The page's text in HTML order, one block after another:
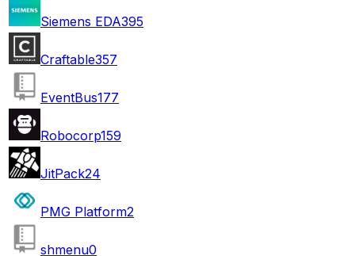
Siemens EDA395
Craftable357
EventBus177
Robocorp159
JitPack24
PMG Platform2
shmenu0